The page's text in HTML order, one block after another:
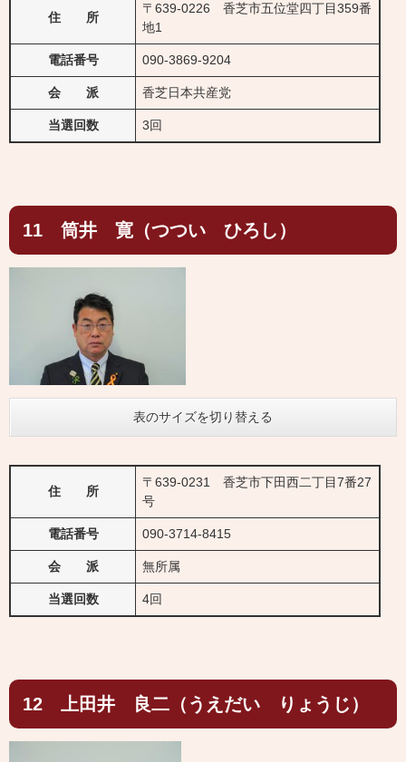
住 所
〒639-0226 香芝市五位堂四丁目359番
地1
電話番号 090-3869-9204
会 派 香芝日本共産党
当選回数 3回
11 筒井 寛（つつい ひろし）
表のサイズを切り替える
住 所
〒639-0231 香芝市下田西二丁目7番27
号
電話番号 090-3714-8415
会 派 無所属
当選回数 4回
12 上田井 良二（うえだい りょうじ）